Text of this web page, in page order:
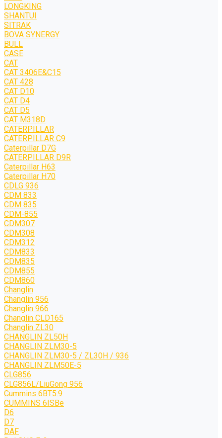
LONGKING
SHANTUI
SITRAK
BOVA SYNERGY
BULL
CASE
CAT
CAT 3406E&C15
CAT 428
CAT D10
CAT D4
CAT D5
CAT M318D
CATERPILLAR
CATERPILLAR C9
Caterpillar D7G
CATERPILLAR D9R
Caterpillar H63
Caterpillar H70
CDLG 936
CDM 833
CDM 835
CDM-855
CDM307
CDM308
CDM312
CDM833
CDM835
CDM855
CDM860
Changlin
Changlin 956
Changlin 966
Changlin CLD165
Changlin ZL30
CHANGLIN ZL50H
CHANGLIN ZLM30-5
CHANGLIN ZLM30-5 / ZL30H / 936
CHANGLIN ZLM50E-5
CLG856
CLG856L/LiuGong 956
Cummins 6BT5.9
CUMMINS 6ISBe
D6
D7
DAF